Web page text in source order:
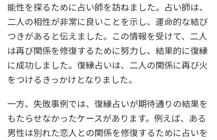
能性を探るために占い師を訪ねました。占い師は、
二人の相性が非常に良いことを示し、運命的な結び
つきがあると伝えました。この情報を受けて、二人
は再び関係を修復するために努力し、結果的に復縁
に成功しました。復縁占いは、二人の関係に再び火
をつけるきっかけとなりました。
一方、失敗事例では、復縁占いが期待通りの結果を
もたらせなかったケースがあります。例えば、ある
男性は別れた恋人との関係を修復するために占いを